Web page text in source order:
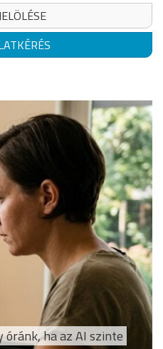
ha az AI szinte